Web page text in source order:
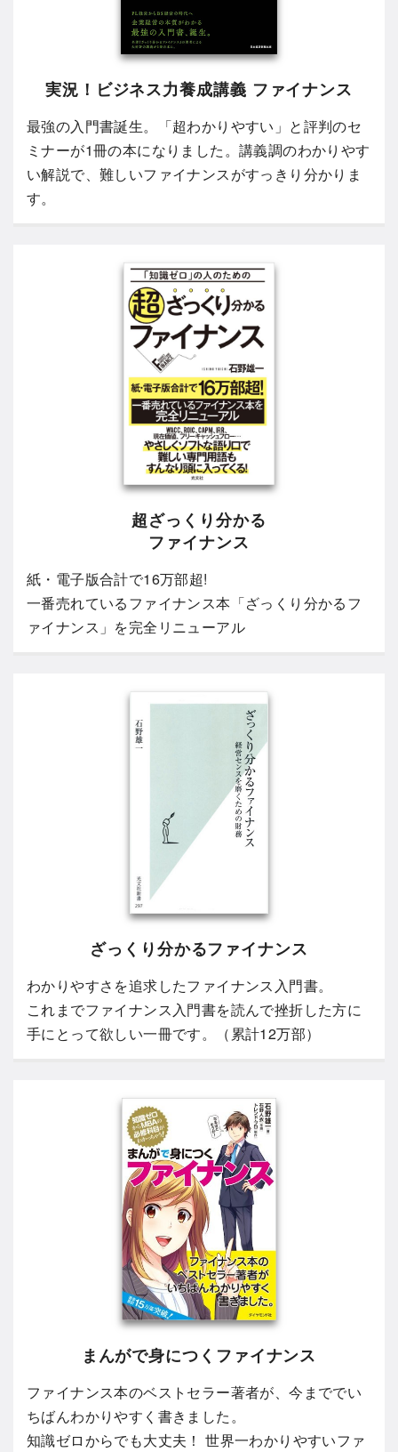
実況！ビジネス力養成講義 ファイナンス
最強の入門書誕生。「超わかりやすい」と評判のセ
ミナーが1冊の本になりました。講義調のわかりやす
い解説で、難しいファイナンスがすっきり分かりま
す。
超ざっくり分かる
ファイナンス
紙・電子版合計で16万部超!
一番売れているファイナンス本「ざっくり分かるフ
ァイナンス」を完全リニューアル
ざっくり分かるファイナンス
わかりやすさを追求したファイナンス入門書。
これまでファイナンス入門書を読んで挫折した方に
手にとって欲しい一冊です。（累計12万部）
まんがで身につくファイナンス
ファイナンス本のベストセラー著者が、今まででい
ちばんわかりやすく書きました。
知識ゼロからでも大丈夫！ 世界一わかりやすいファ